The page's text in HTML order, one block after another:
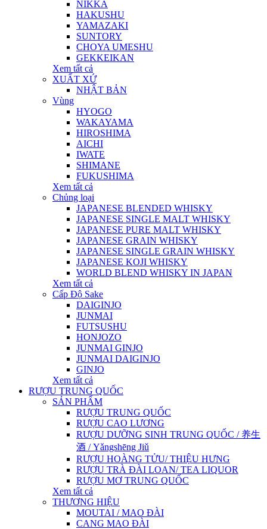
NIKKA
HAKUSHU
YAMAZAKI
SUNTORY
CHOYA UMESHU
GEKKEIKAN
Xem tất cả
XUẤT XỨ
NHẬT BẢN
Vùng
HYOGO
WAKAYAMA
HIROSHIMA
AICHI
IWATE
SHIMANE
FUKUSHIMA
Xem tất cả
Chủng loại
JAPANESE BLENDED WHISKY
JAPANESE SINGLE MALT WHISKY
JAPANESE PURE MALT WHISKY
JAPANESE GRAIN WHISKY
JAPANESE SINGLE GRAIN WHISKY
JAPANESE KOJI WHISKY
WORLD BLEND WHISKY IN JAPAN
Xem tất cả
Cấp Độ Sake
DAIGINJO
JUNMAI
FUTSUSHU
HONJOZO
JUNMAI GINJO
JUNMAI DAIGINJO
GINJO
Xem tất cả
RƯỢU TRUNG QUỐC
SẢN PHẨM
RƯỢU TRUNG QUỐC
RƯỢU CAO LƯƠNG
RƯỢU DƯỠNG SINH TRUNG QUỐC / 养生
酒 / Yǎngshēng Jiǔ
RƯỢU HOÀNG TỬU/ THIỆU HƯNG
RƯỢU TRÀ ĐÀI LOAN/ TEA LIQUOR
RƯỢU MƠ TRUNG QUỐC
Xem tất cả
THƯƠNG HIỆU
MOUTAI / MAO ĐÀI
CANG MAO ĐÀI